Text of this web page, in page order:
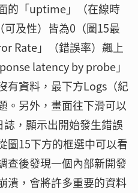
的「uptime」（在線時
及性）皆為0（圖15最
Rate」（錯誤率）飆上
latency by probe」
有資料，最下方Logs（紀
。另外，畫面往下滑可以
，顯示出開始發生錯誤
圖15下方的框選中可以看
查後發現一個內部新開發
潰，會將許多重要的資料